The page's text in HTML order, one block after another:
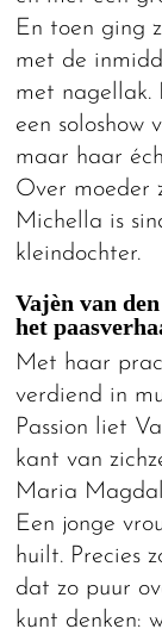
En toen ging
met de
met nagellak.
een soloshow
maar haar
Over moeder
Michella is
kleindochter.
Vajèn van
het
Met haar
verdiend in
Passion liet
kant van
Maria
Een jonge
huilt. Precies
dat zo puur
kunt denken: